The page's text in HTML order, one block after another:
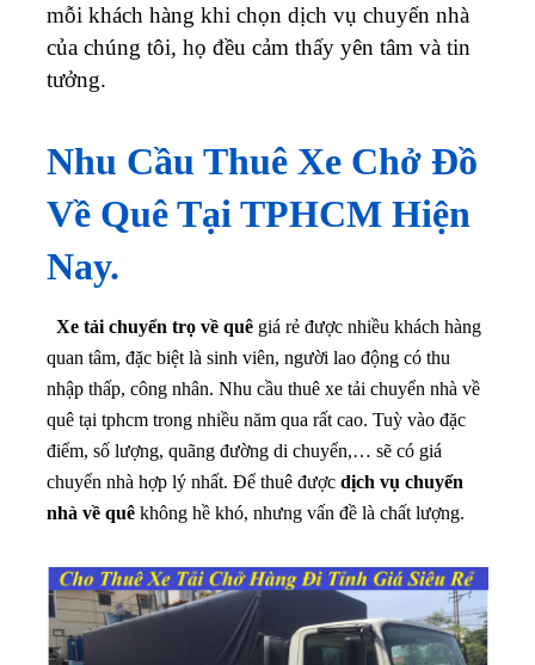
mỗi khách hàng khi chọn dịch vụ chuyển nhà
của chúng tôi, họ đều cảm thấy yên tâm và tin
tưởng.
Nhu Cầu Thuê Xe Chở Đồ
Về Quê Tại TPHCM Hiện
Nay.
Xe tải chuyển trọ về quê giá rẻ được nhiều khách hàng
quan tâm, đặc biệt là sinh viên, người lao động có thu
nhập thấp, công nhân. Nhu cầu thuê xe tải chuyển nhà về
quê tại tphcm trong nhiều năm qua rất cao. Tuỳ vào đặc
điểm, số lượng, quãng đường di chuyển,… sẽ có giá
chuyển nhà hợp lý nhất. Để thuê được dịch vụ chuyển
nhà về quê không hề khó, nhưng vấn đề là chất lượng.